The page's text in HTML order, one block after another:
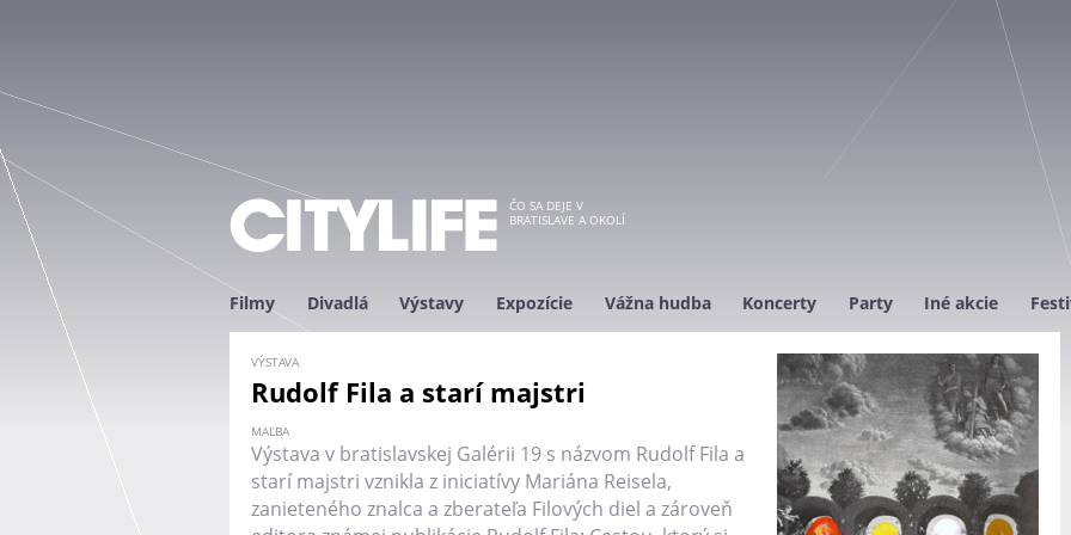
ČO SA DEJE V
BRATISLAVE A OKOLÍ
Filmy Divadlá Výstavy Expozície Vážna hudba Koncerty Party Iné akcie
VÝSTAVA
Rudolf Fila a starí majstri
MAĽBA
Výstava v bratislavskej Galérii 19 s názvom Rudolf Fila a
starí majstri vznikla z iniciatívy Mariána Reisela,
zanieteného znalca a zberateľa Filových diel a zároveň